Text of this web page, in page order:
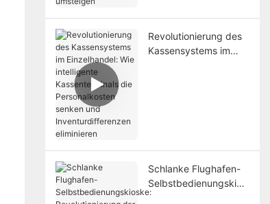
Revolutionierung des
Kassensystems im
eliminieren
Schlanke Flughafen-
Selbstbedienungskios
ke: Revolutionierung